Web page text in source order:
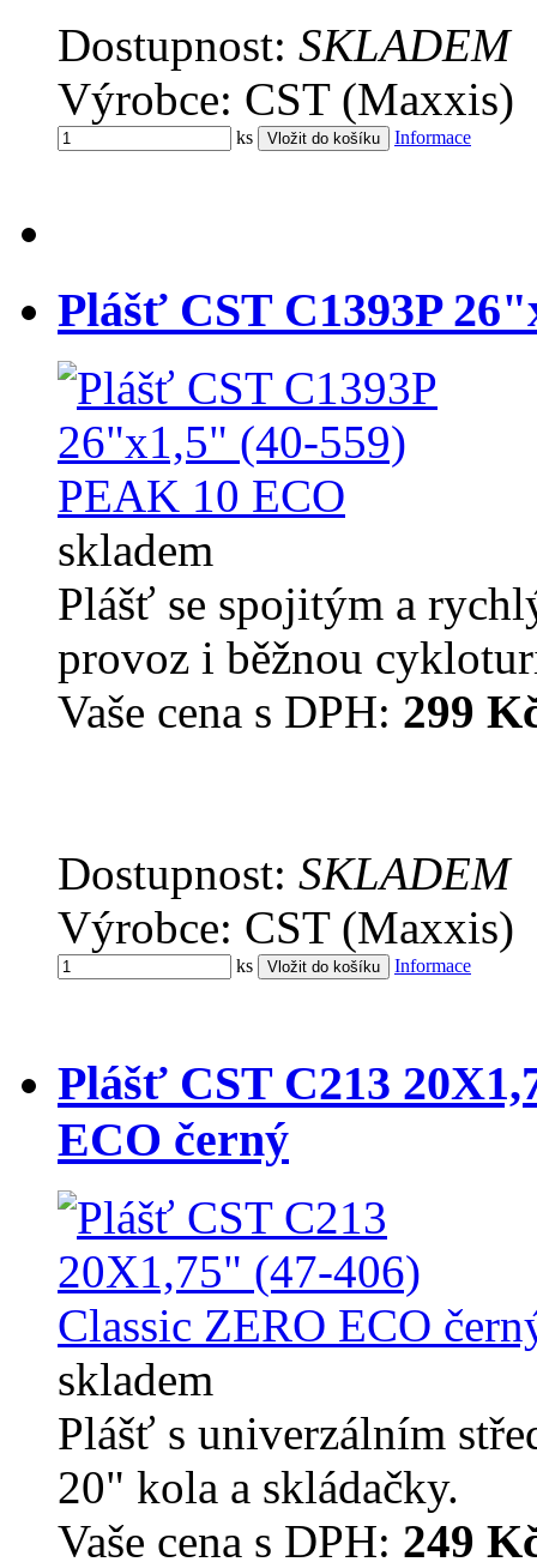
Dostupnost: SKLADEM
Výrobce: CST (Maxxis)
ks Informace
Plášť CST C1393P
skladem
Plášť se spojitým a
provoz i běžnou
Vaše cena s DPH: 299
Dostupnost: SKLADEM
Výrobce: CST (Maxxis)
ks Informace
Plášť CST C213
ECO černý
skladem
Plášť s univerzálním
20" kola a skládačky.
Vaše cena s DPH: 249